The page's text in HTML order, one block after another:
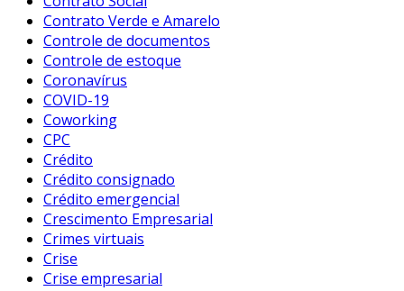
Contrato Verde e Amarelo
Controle de documentos
Controle de estoque
Coronavírus
COVID-19
Coworking
CPC
Crédito
Crédito consignado
Crédito emergencial
Crescimento Empresarial
Crimes virtuais
Crise
Crise empresarial